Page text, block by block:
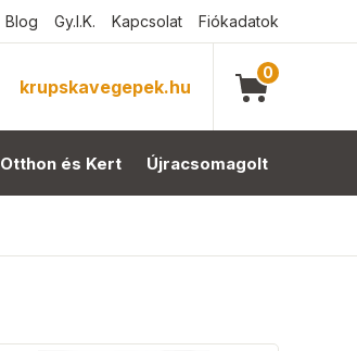
Blog Gy.I.K. Kapcsolat Fiókadatok
krupskavegepek.hu
0
Otthon és Kert Újracsomagolt